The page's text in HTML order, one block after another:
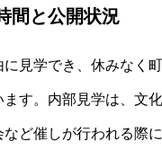
間と公開状況
見学でき、休みなく
ます。内部見学は、文
ど催しが行われる際